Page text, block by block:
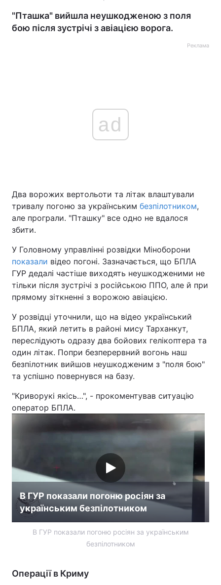
"Пташка" вийшла неушкодженою з поля
бою після зустрічі з авіацією ворога.
Реклама
ad
Два ворожих вертольоти та літак влаштували
тривалу погоню за українським безпілотником,
але програли. "Пташку" все одно не вдалося
збити.
У Головному управлінні розвідки Міноборони
показали відео погоні. Зазначається, що БПЛА
ГУР дедалі частіше виходять неушкодженими не
тільки після зустрічі з російською ППО, але й при
прямому зіткненні з ворожою авіацією.
У розвідці уточнили, що на відео український
БПЛА, який летить в районі мису Тарханкут,
переслідують одразу два бойових гелікоптера та
один літак. Попри безперервний вогонь наш
безпілотник вийшов неушкодженим з "поля бою"
та успішно повернувся на базу.
"Криворукі якісь…", - прокоментував ситуацію
оператор БПЛА.
В ГУР показали погоню росіян за
українським безпілотником
В ГУР показали погоню росіян за українським
безпілотником
Операції в Криму